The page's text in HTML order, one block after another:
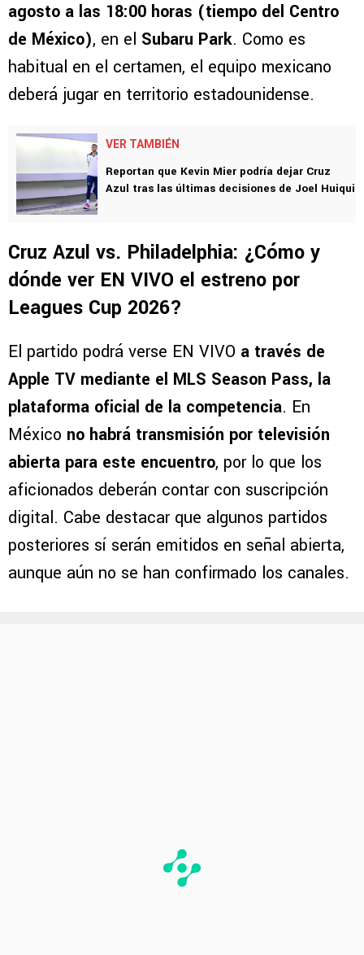
El debut de Cruz Azul en la Leagues Cup 2026
será ante Philadelphia Unionel jueves 6 de
agosto a las 18:00 horas (tiempo del Centro
habitual en el certamen, el equipo mexicano
deberá jugar en territorio estadounidense.
Reportan que Kevin Mier podría dejar Cruz
Azul tras las últimas decisiones de Joel Huiqui
Cruz Azul vs. Philadelphia: ¿Cómo y
dónde ver EN VIVO el estreno por
Leagues Cup 2026?
El partido podrá verse EN VIVOa través de
Apple TV mediante el MLS Season Pass, la
plataforma oficial de la competencia. En
Méxicono habrá transmisión por televisión
abierta para este encuentro, por lo que los
aficionados deberán contar con suscripción